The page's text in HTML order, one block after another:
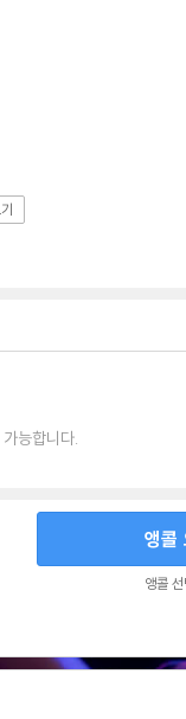
능합니다.
앵콜
앵콜